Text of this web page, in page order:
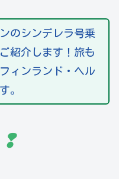
のシンデレラ号乗
紹介します！旅も
ィンランド・ヘル
。
❢